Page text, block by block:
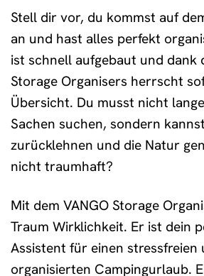
Stell dir vor, du kommst auf
an und hast alles perfekt
ist schnell aufgebaut und dank
Storage Organisers herrscht
Übersicht. Du musst nicht
Sachen suchen, sondern
zurücklehnen und die Natur
nicht traumhaft?
Mit dem VANGO Storage
Traum Wirklichkeit. Er ist dein
Assistent für einen stressfreien
organisierten Campingurlaub.